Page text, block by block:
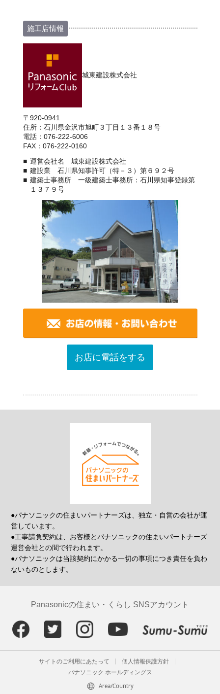
施工店情報
城東建設株式会社
〒920-0941
住所：石川県金沢市旭町３丁目１３番１８号
電話：076-222-6006
FAX：076-222-0160
運営会社名 城東建設株式会社
建設業 石川県知事許可（特－３）第６９２号
建築士事務所 一級建築士事務所：石川県知事登録第
１３７９号
お店に電話をする
●パナソニックの住まいパートナーズは、独立・自営の会社が運
営しています。
●工事請負契約は、お客様とパナソニックの住まいパートナーズ
運営会社との間で行われます。
●パナソニックは当該契約にかかる一切の事項につき責任を負わ
ないものとします。
Panasonicの住まい・くらし SNSアカウント
サイトのご利用にあたって
個人情報保護方針
パナソニック ホールディングス
Area/Country